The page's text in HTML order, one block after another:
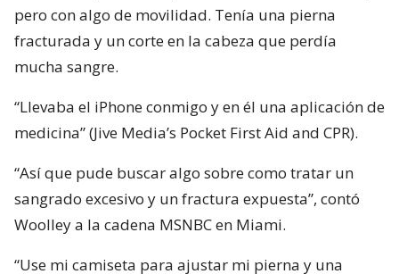
pero con algo de movilidad. Tenía una pierna
fracturada y un corte en la cabeza que perdía
mucha sangre.
“Llevaba el iPhone conmigo y en él una aplicación de
medicina” (Jive Media’s Pocket First Aid and CPR).
“Así que pude buscar algo sobre como tratar un
sangrado excesivo y un fractura expuesta”, contó
Woolley a la cadena MSNBC en Miami.
“Use mi camiseta para ajustar mi pierna y una